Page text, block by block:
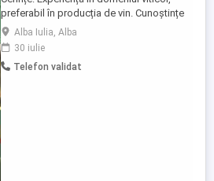
preferabil în producția de vin. Cunoștințe
solide despre procesul de vinificație și
despre soiurile de struguri. Abilități
excelente de management și coordonare.
Bune abilități de comunicare și relaționare.
Alba Iulia, Alba
30 iulie
Telefon validat